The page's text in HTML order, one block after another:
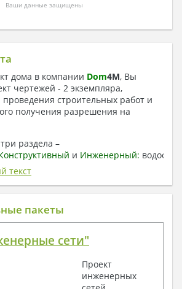
Ваши данные защищены
дома в компании Dom4M, Вы
чертежей - 2 экземпляра,
строительных работ и
получения разрешения на
раздела –
и Инженерный:
канализация,
(приобретается за дополнительную
записка.
раздел:
осей
маркировочные планы с
текст
пакеты
сети"
Проект
инженерных